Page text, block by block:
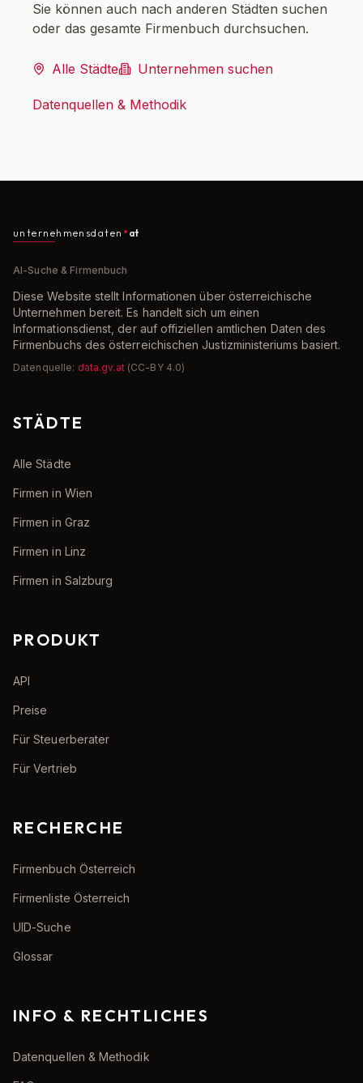
Sie können auch nach anderen Städten suchen
oder das gesamte Firmenbuch durchsuchen.
Alle Städte Unternehmen suchen
Datenquellen & Methodik
unternehmensdaten at
AI-Suche & Firmenbuch
Diese Website stellt Informationen über österreichische
Unternehmen bereit. Es handelt sich um einen
Informationsdienst, der auf offiziellen amtlichen Daten des
Firmenbuchs des österreichischen Justizministeriums basiert.
Datenquelle: data.gv.at (CC-BY 4.0)
STÄDTE
Alle Städte
Firmen in Wien
Firmen in Graz
Firmen in Linz
Firmen in Salzburg
PRODUKT
API
Preise
Für Steuerberater
Für Vertrieb
RECHERCHE
Firmenbuch Österreich
Firmenliste Österreich
UID-Suche
Glossar
INFO & RECHTLICHES
Datenquellen & Methodik